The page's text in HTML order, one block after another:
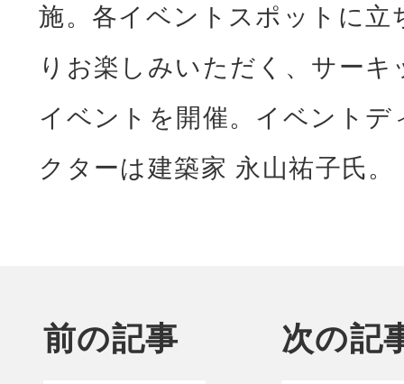
施。各イベントスポットに立
りお楽しみいただく、サーキ
イベントを開催。イベントデ
クターは建築家 永山祐子氏。
前の記事 次の記